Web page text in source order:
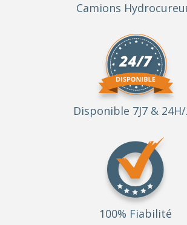
Camions
Disponible 7J7 &
100% Fiabilité